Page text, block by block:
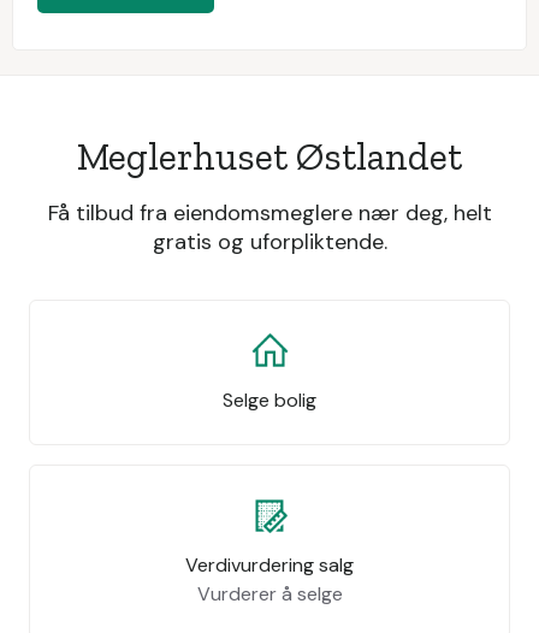
Meglerhuset Østlandet
Få tilbud fra eiendomsmeglere nær deg, helt
gratis og uforpliktende.
Selge bolig
Verdivurdering salg
Vurderer å selge